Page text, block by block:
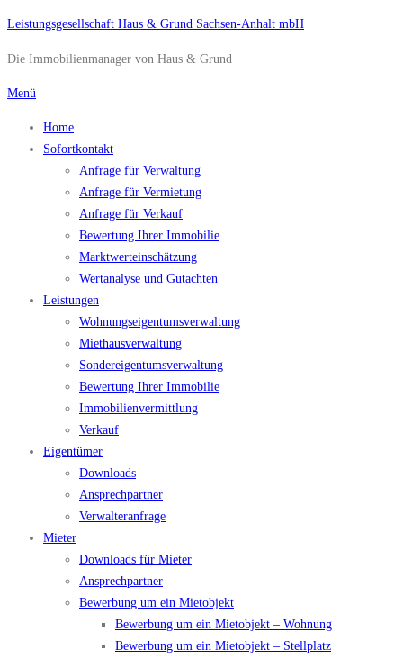
Zum
springen
Leistungsgesellschaft Haus & Grund Sachsen-Anhalt mbH
Die Immobilienmanager von Haus & Grund
Menü
Home
Sofortkontakt
Anfrage für Verwaltung
Anfrage für Vermietung
Anfrage für Verkauf
Bewertung Ihrer Immobilie
Marktwerteinschätzung
Wertanalyse und Gutachten
Leistungen
Wohnungseigentumsverwaltung
Miethausverwaltung
Sondereigentumsverwaltung
Bewertung Ihrer Immobilie
Immobilienvermittlung
Verkauf
Eigentümer
Downloads
Ansprechpartner
Verwalteranfrage
Mieter
Downloads für Mieter
Ansprechpartner
Bewerbung um ein Mietobjekt
Bewerbung um ein Mietobjekt – Wohnung
Bewerbung um ein Mietobjekt – Stellplatz